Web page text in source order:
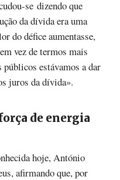
se dizendo que
da dívida era uma
do défice aumentasse,
vez de termos mais
estávamos a dar
juros da dívida».
de energia
hoje, António
afirmando que, por